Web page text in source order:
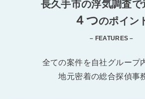
長久手市の浮気調査で
４つのポイン
– FEATURES –
全ての案件を自社グループ
地元密着の総合探偵事